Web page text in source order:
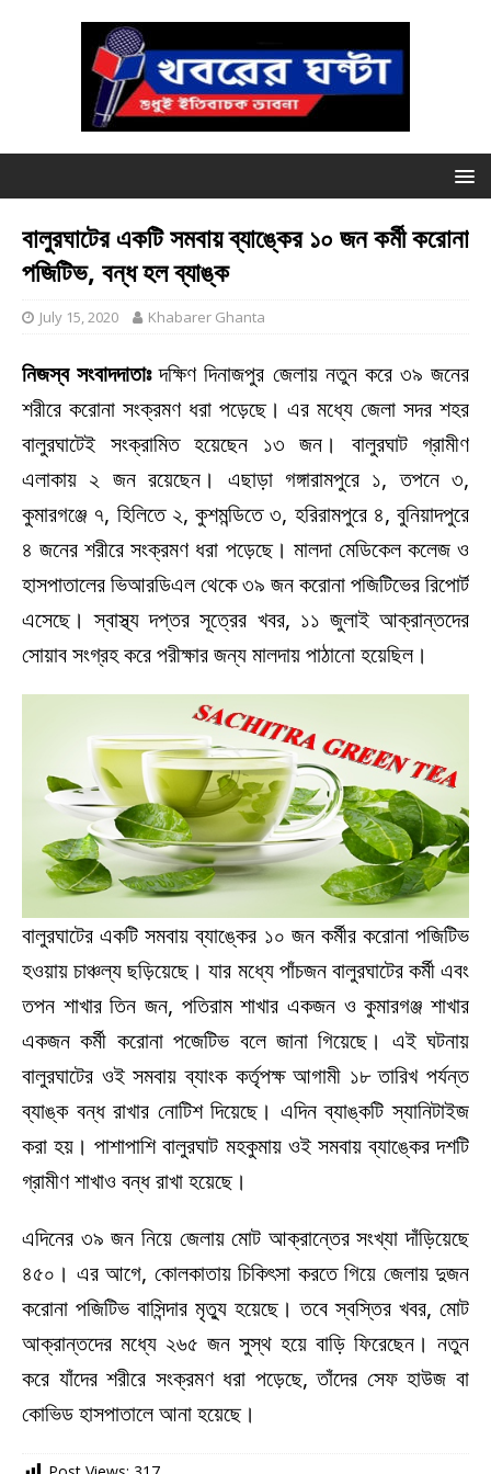
বালুরঘাটের একটি সমবায় ব্যাঙ্কের ১০ জন কর্মী করোনা
পজিটিভ, বন্ধ হল ব্যাঙ্ক
July 15, 2020 Khabarer Ghanta
নিজস্ব সংবাদদাতাঃদক্ষিণ দিনাজপুর জেলায় নতুন করে ৩৯ জনের
শরীরে করোনা সংক্রমণ ধরা পড়েছে। এর মধ্যে জেলা সদর শহর
বালুরঘাটেই সংক্রামিত হয়েছেন ১৩ জন। বালুরঘাট গ্রামীণ
এলাকায় ২ জন রয়েছেন। এছাড়া গঙ্গারামপুরে ১, তপনে ৩,
কুমারগঞ্জে ৭, হিলিতে ২, কুশমন্ডিতে ৩, হরিরামপুরে ৪, বুনিয়াদপুরে
৪ জনের শরীরে সংক্রমণ ধরা পড়েছে। মালদা মেডিকেল কলেজ ও
হাসপাতালের ভিআরডিএল থেকে ৩৯ জন করোনা পজিটিভের রিপোর্ট
এসেছে। স্বাস্থ্য দপ্তর সূত্রের খবর, ১১ জুলাই আক্রান্তদের
সোয়াব সংগ্রহ করে পরীক্ষার জন্য মালদায় পাঠানো হয়েছিল।
বালুরঘাটের একটি সমবায় ব্যাঙ্কের ১০ জন কর্মীর করোনা পজিটিভ
হওয়ায় চাঞ্চল্য ছড়িয়েছে। যার মধ্যে পাঁচজন বালুরঘাটের কর্মী এবং
তপন শাখার তিন জন, পতিরাম শাখার একজন ও কুমারগঞ্জ শাখার
একজন কর্মী করোনা পজেটিভ বলে জানা গিয়েছে। এই ঘটনায়
বালুরঘাটের ওই সমবায় ব্যাংক কর্তৃপক্ষ আগামী ১৮ তারিখ পর্যন্ত
ব্যাঙ্ক বন্ধ রাখার নোটিশ দিয়েছে। এদিন ব্যাঙ্কটি স্যানিটাইজ
করা হয়। পাশাপাশি বালুরঘাট মহকুমায় ওই সমবায় ব্যাঙ্কের দশটি
গ্রামীণ শাখাও বন্ধ রাখা হয়েছে।
এদিনের ৩৯ জন নিয়ে জেলায় মোট আক্রান্তের সংখ্যা দাঁড়িয়েছে
৪৫০। এর আগে, কোলকাতায় চিকিৎসা করতে গিয়ে জেলায় দুজন
করোনা পজিটিভ বাসিন্দার মৃত্যু হয়েছে। তবে স্বস্তির খবর, মোট
আক্রান্তদের মধ্যে ২৬৫ জন সুস্থ হয়ে বাড়ি ফিরেছেন। নতুন
করে যাঁদের শরীরে সংক্রমণ ধরা পড়েছে, তাঁদের সেফ হাউজ বা
কোভিড হাসপাতালে আনা হয়েছে।